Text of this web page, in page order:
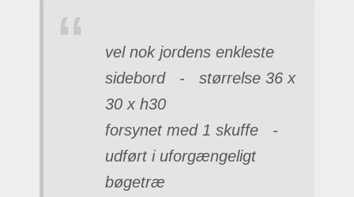
vel nok jordens enkleste
sidebord - størrelse 36 x
30 x h30
forsynet med 1 skuffe -
udført i uforgængeligt
bøgetræ